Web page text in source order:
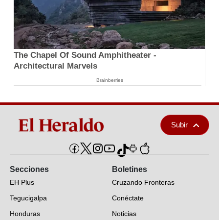
The Chapel Of Sound Amphitheater -
Architectural Marvels
Brainberries
Subir
Secciones
EH Plus
Tegucigalpa
Honduras
Boletines
Cruzando Fronteras
Conéctate
Noticias